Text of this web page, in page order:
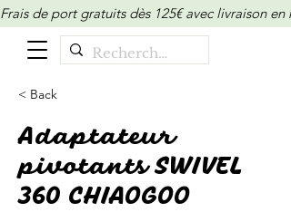
Frais de port gratuits dès 125€ avec livraison
< Back
Adaptateur
pivotants SWIVEL
360 CHIAOGOO